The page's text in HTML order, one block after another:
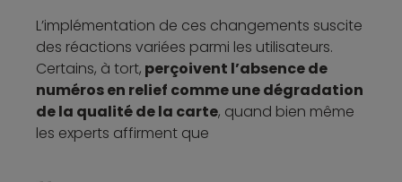
L’implémentation de ces changements suscite
des réactions variées parmi les utilisateurs.
Certains, à tort, perçoivent l’absence de
numéros en relief comme une dégradation
de la qualité de la carte, quand bien même
les experts affirment que